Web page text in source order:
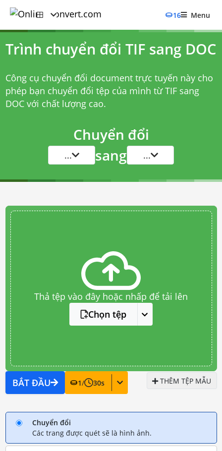
16 Menu
Trình chuyển đổi TIF sang DOC
Công cụ chuyển đổi document trực tuyến này cho
phép bạn chuyển đổi tệp của mình từ TIF sang
DOC với chất lượng cao.
Chuyển đổi
... sang ...
Thả tệp vào đây hoặc nhấp để tải lên
Chọn tệp
BẮT ĐẦU 1/ 30s THÊM TỆP MẪU
Chuyển đổi
Các trang được quét sẽ là hình ảnh.